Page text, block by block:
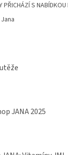
PŘICHÁZÍ S
JANA 2025